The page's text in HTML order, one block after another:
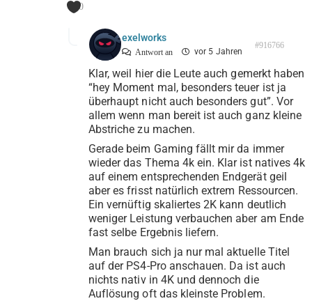
0
exelworks
Antwort an vor 5 Jahren
#916766
Klar, weil hier die Leute auch gemerkt haben
“hey Moment mal, besonders teuer ist ja
überhaupt nicht auch besonders gut”. Vor
allem wenn man bereit ist auch ganz kleine
Abstriche zu machen.
Gerade beim Gaming fällt mir da immer
wieder das Thema 4k ein. Klar ist natives 4k
auf einem entsprechenden Endgerät geil
aber es frisst natürlich extrem Ressourcen.
Ein vernüftig skaliertes 2K kann deutlich
weniger Leistung verbauchen aber am Ende
fast selbe Ergebnis liefern.
Man brauch sich ja nur mal aktuelle Titel
auf der PS4-Pro anschauen. Da ist auch
nichts nativ in 4K und dennoch die
Auflösung oft das kleinste Problem.